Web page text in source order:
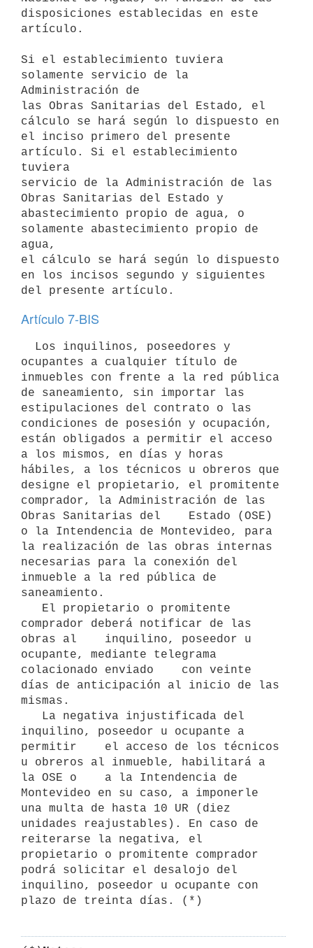
disposiciones establecidas en este
artículo.
Si el establecimiento tuviera
solamente servicio de la
Administración de
las Obras Sanitarias del Estado, el
cálculo se hará según lo dispuesto en
el inciso primero del presente
artículo. Si el establecimiento
tuviera
servicio de la Administración de las
Obras Sanitarias del Estado y
abastecimiento propio de agua, o
solamente abastecimiento propio de
agua,
el cálculo se hará según lo dispuesto
en los incisos segundo y siguientes
Artículo 7-BIS
ocupantes a cualquier título de
inmuebles con frente a la red pública
de saneamiento, sin importar las
estipulaciones del contrato o las
condiciones de posesión y ocupación,
están obligados a permitir el acceso
a los mismos, en días y horas
hábiles, a los técnicos u obreros que
designe el propietario, el promitente
comprador, la Administración de las
Obras Sanitarias del    Estado (OSE)
o la Intendencia de Montevideo, para
la realización de las obras internas
necesarias para la conexión del
inmueble a la red pública de
saneamiento.
comprador deberá notificar de las
obras al    inquilino, poseedor u
ocupante, mediante telegrama
colacionado enviado    con veinte
días de anticipación al inicio de las
mismas.
inquilino, poseedor u ocupante a
permitir    el acceso de los técnicos
u obreros al inmueble, habilitará a
la OSE o    a la Intendencia de
Montevideo en su caso, a imponerle
una multa de hasta 10 UR (diez
unidades reajustables). En caso de
reiterarse la negativa, el
propietario o promitente comprador
podrá solicitar el desalojo del
inquilino, poseedor u ocupante con